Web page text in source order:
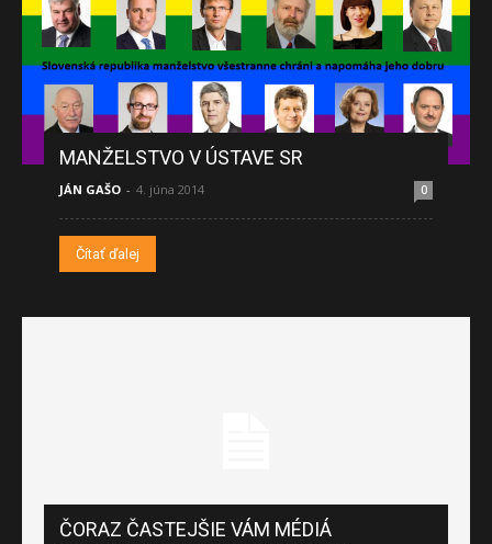
MANŽELSTVO V ÚSTAVE SR
JÁN GAŠO - 4. júna 2014 0
Čítať ďalej
ČORAZ ČASTEJŠIE VÁM MÉDIÁ